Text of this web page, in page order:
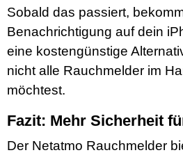
Sobald das passiert,
Benachrichtigung auf dein
eine kostengünstige
nicht alle Rauchmelder im
möchtest.
Fazit: Mehr Sicherheit
Der Netatmo Rauchmelder